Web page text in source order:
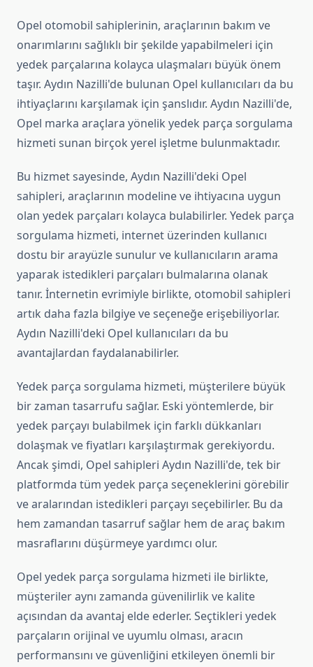
Opel otomobil sahiplerinin, araçlarının bakım ve
onarımlarını sağlıklı bir şekilde yapabilmeleri için
yedek parçalarına kolayca ulaşmaları büyük önem
taşır. Aydın Nazilli'de bulunan Opel kullanıcıları da bu
ihtiyaçlarını karşılamak için şanslıdır. Aydın Nazilli'de,
Opel marka araçlara yönelik yedek parça sorgulama
hizmeti sunan birçok yerel işletme bulunmaktadır.
Bu hizmet sayesinde, Aydın Nazilli'deki Opel
sahipleri, araçlarının modeline ve ihtiyacına uygun
olan yedek parçaları kolayca bulabilirler. Yedek parça
sorgulama hizmeti, internet üzerinden kullanıcı
dostu bir arayüzle sunulur ve kullanıcıların arama
yaparak istedikleri parçaları bulmalarına olanak
tanır. İnternetin evrimiyle birlikte, otomobil sahipleri
artık daha fazla bilgiye ve seçeneğe erişebiliyorlar.
Aydın Nazilli'deki Opel kullanıcıları da bu
avantajlardan faydalanabilirler.
Yedek parça sorgulama hizmeti, müşterilere büyük
bir zaman tasarrufu sağlar. Eski yöntemlerde, bir
yedek parçayı bulabilmek için farklı dükkanları
dolaşmak ve fiyatları karşılaştırmak gerekiyordu.
Ancak şimdi, Opel sahipleri Aydın Nazilli'de, tek bir
platformda tüm yedek parça seçeneklerini görebilir
ve aralarından istedikleri parçayı seçebilirler. Bu da
hem zamandan tasarruf sağlar hem de araç bakım
masraflarını düşürmeye yardımcı olur.
Opel yedek parça sorgulama hizmeti ile birlikte,
müşteriler aynı zamanda güvenilirlik ve kalite
açısından da avantaj elde ederler. Seçtikleri yedek
parçaların orijinal ve uyumlu olması, aracın
performansını ve güvenliğini etkileyen önemli bir